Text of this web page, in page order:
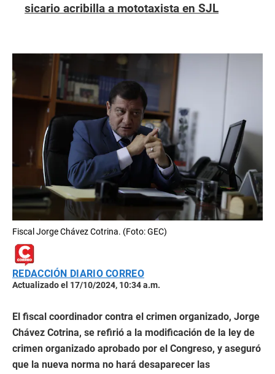
sicario acribilla a mototaxista en SJL
Fiscal Jorge Chávez Cotrina. (Foto: GEC)
REDACCIÓN DIARIO CORREO
Actualizado el 17/10/2024, 10:34 a.m.
El fiscal coordinador contra el crimen organizado, Jorge
Chávez Cotrina, se refirió a la modificación de la ley de
crimen organizado aprobado por el Congreso, y aseguró
que la nueva norma no hará desaparecer las